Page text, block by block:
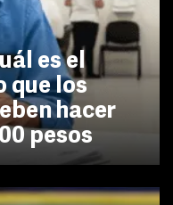
es el
que los
hacer
pesos